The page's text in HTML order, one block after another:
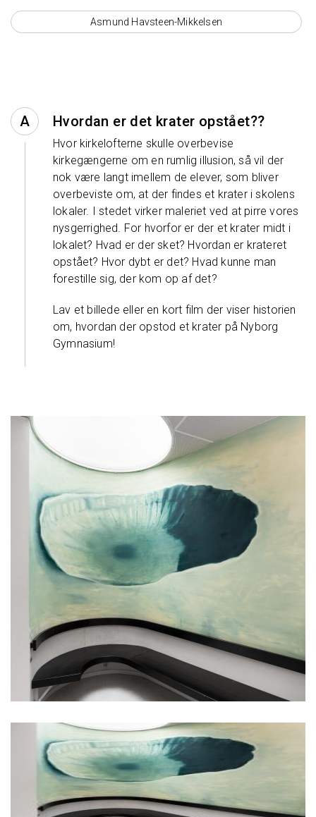
Asmund Havsteen-Mikkelsen
Hvordan er det krater opstået??
Hvor kirkelofterne skulle overbevise
kirkegængerne om en rumlig illusion, så vil der
nok være langt imellem de elever, som bliver
overbeviste om, at der findes et krater i skolens
lokaler. I stedet virker maleriet ved at pirre vores
nysgerrighed. For hvorfor er der et krater midt i
lokalet? Hvad er der sket? Hvordan er krateret
opstået? Hvor dybt er det? Hvad kunne man
forestille sig, der kom op af det?
Lav et billede eller en kort film der viser historien
om, hvordan der opstod et krater på Nyborg
Gymnasium!